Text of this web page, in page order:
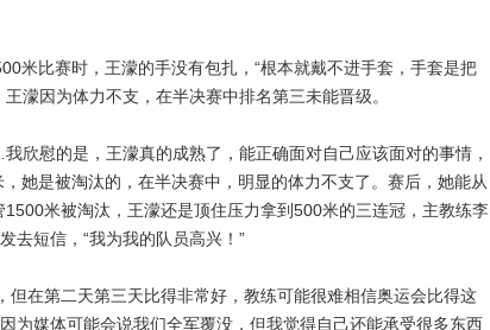
比赛时，王濛的手没有包扎，“根本就戴不进手套，手套是把
濛因为体力不支，在半决赛中排名第三未能晋级。
慰的是，王濛真的成熟了，能正确面对自己应该面对的事情，
她是被淘汰的，在半决赛中，明显的体力不支了。赛后，她能从
米被淘汰，王濛还是顶住压力拿到500米的三连冠，主教练李
去短信，“我为我的队员高兴！”
在第二天第三天比得非常好，教练可能很难相信奥运会比得这
为媒体可能会说我们全军覆没，但我觉得自己还能承受很多东西